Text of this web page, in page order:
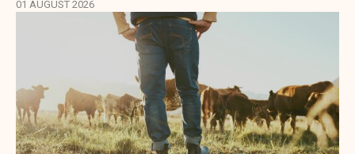
01 AUGUST 2026